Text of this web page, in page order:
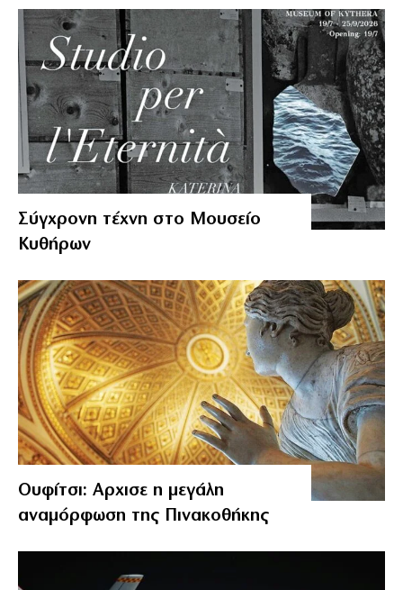
Σύγχρονη τέχνη στο Μουσείο
Κυθήρων
Ουφίτσι: Αρχισε η μεγάλη
αναμόρφωση της Πινακοθήκης